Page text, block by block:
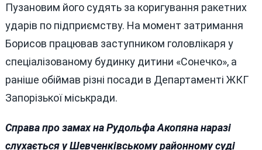
Пузановим його судять за коригування ракетних
ударів по підприємству. На момент затримання
Борисов працював заступником головлікаря у
спеціалізованому будинку дитини «Сонечко», а
раніше обіймав різні посади в Департаменті ЖКГ
Запорізької міськради.
Справа про замах на Рудольфа Акопяна наразі
слухається у Шевченківському районному суді